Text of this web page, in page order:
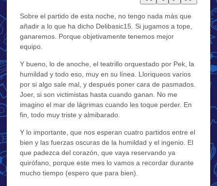
Sobre el partido de esta noche, no tengo nada más que
añadir a lo que ha dicho Delibasic15. Si jugamos a tope,
ganaremos. Porque objetivamente tenemos mejor
equipo.
Y bueno, lo de anoche, el teatrillo orquestado por Pek, la
humildad y todo eso, muy en su línea. Lloriqueos varios
por si algo sale mal, y después poner cara de pasmados.
Joer, si son victimistas hasta cuando ganan. No me
imagino el mar de lágrimas cuando les toque perder. En
fin, todo muy triste y almibarado.
Y lo importante, que nos esperan cuatro partidos entre el
bien y las fuerzas oscuras de la humildad y el ingenio. El
que padezca del corazón, que vaya reservando ya
quirófano, porque este mes lo vamos a recordar durante
mucho tiempo (espero que para bien).